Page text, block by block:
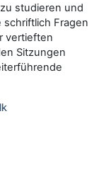
studieren und
Fragen
vertieften
Sitzungen